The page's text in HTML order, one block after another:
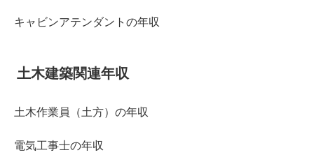
キャビンアテンダントの年収
土木建築関連年収
土木作業員（土方）の年収
電気工事士の年収